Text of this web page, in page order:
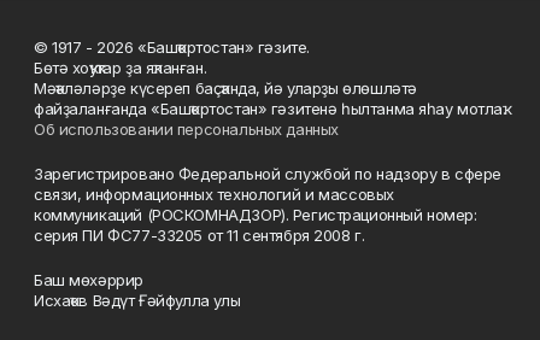
© 1917 - 2026 «Башҡортостан» гәзите.
Бөтә хоҡуҡтар ҙа яҡланған.
Мәҡәләләрҙе күсереп баҫҡанда, йә уларҙы өлөшләтә
файҙаланғанда «Башҡортостан» гәзитенә һылтанма яһау мотлаҡ.
Об использовании персональных данных
Зарегистрировано Федеральной службой по надзору в сфере
связи, информационных технологий и массовых
коммуникаций (РОСКОМНАДЗОР). Регистрационный номер:
серия ПИ ФС77-33205 от 11 сентября 2008 г.
Баш мөхәррир
Исхаҡов Вәдүт Ғәйфулла улы